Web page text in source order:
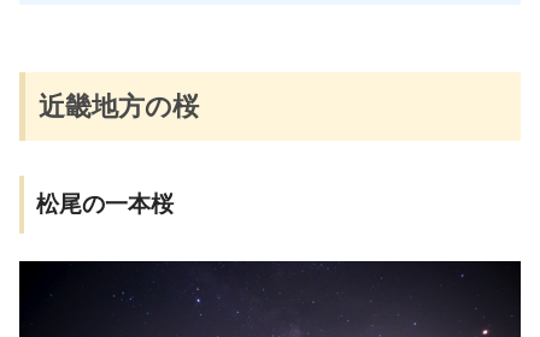
近畿地方の桜
松尾の一本桜